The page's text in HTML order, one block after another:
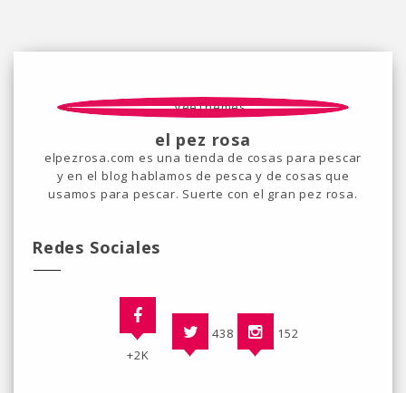
el pez rosa
elpezrosa.com es una tienda de cosas para pescar
y en el blog hablamos de pesca y de cosas que
usamos para pescar. Suerte con el gran pez rosa.
Redes Sociales
+2K
438 152